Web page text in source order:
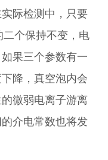
际检测中，只要
二个保持不变，电
果三个参数有一
降，真空泡内会
微弱电离子游离
介电常数也将发